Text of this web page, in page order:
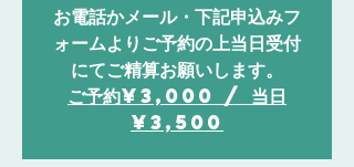
お電話かメール・下記申込みフ
ォームよりご予約の上当日受付
にてご精算お願いします。
ご予約¥3,000 / 当日
¥3,500